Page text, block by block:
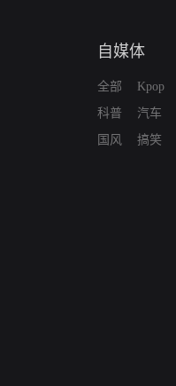
自媒体
全部
科普
国风
Kpop
汽车
搞笑